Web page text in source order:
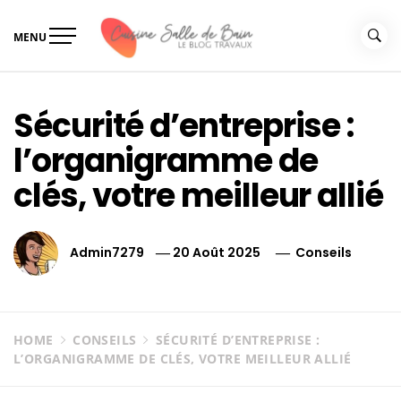
MENU
Sécurité d’entreprise :
l’organigramme de
clés, votre meilleur allié
Admin7279 20 Août 2025 Conseils
HOME CONSEILS
SÉCURITÉ D’ENTREPRISE :
L’ORGANIGRAMME DE CLÉS, VOTRE MEILLEUR ALLIÉ